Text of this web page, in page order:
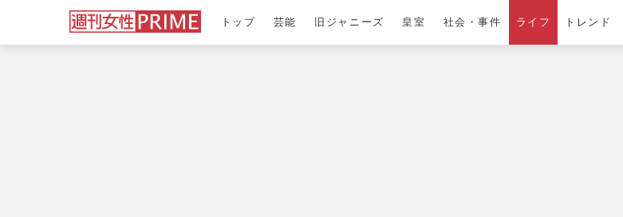
トップ 芸能 旧ジャニーズ 皇室 社会・事件 ライフ トレンド